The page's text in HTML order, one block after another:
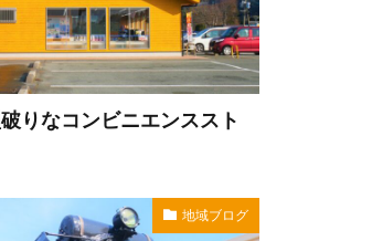
りなコンビニエンススト
地域ブログ